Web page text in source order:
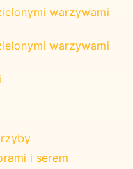
warzywami
warzywami
i serem